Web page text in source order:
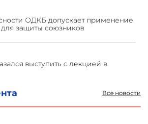
Все новости
ОДКБ допускает применение
защиты союзников
выступить с лекцией в
– детали визита главы